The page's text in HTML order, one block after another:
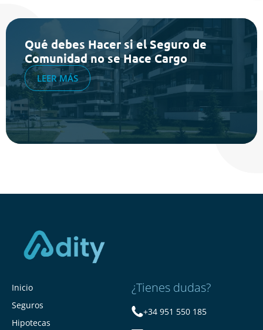
Qué debes Hacer si el Seguro de
Comunidad no se Hace Cargo
LEER MÁS
Inicio
Seguros
Hipotecas
¿Tienes dudas?
+34 951 550 185